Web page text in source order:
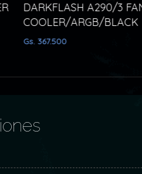
DARKFLASH A290/3 FAN
COOLER/ARGB/BLACK
Gs. 367.500